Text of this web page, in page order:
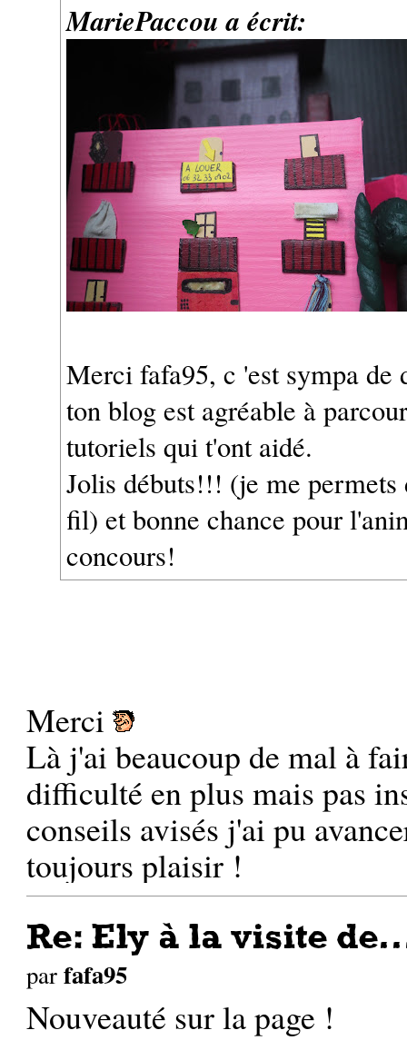
MariePaccou a écrit:
Merci fafa95, c 'est sympa de
ton blog est agréable à
tutoriels qui t'ont aidé.
Jolis débuts!!! (je me
fil) et bonne chance pour
concours!
Merci
Là j'ai beaucoup de mal à
difficulté en plus mais pas
conseils avisés j'ai pu
toujours plaisir !
Re: Ely à la visite
parfafa95
Nouveauté sur la page !